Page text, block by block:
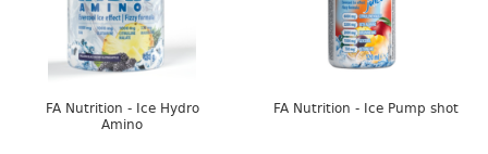
FA Nutrition - Ice Hydro
Amino
FA Nutrition - Ice Pump shot